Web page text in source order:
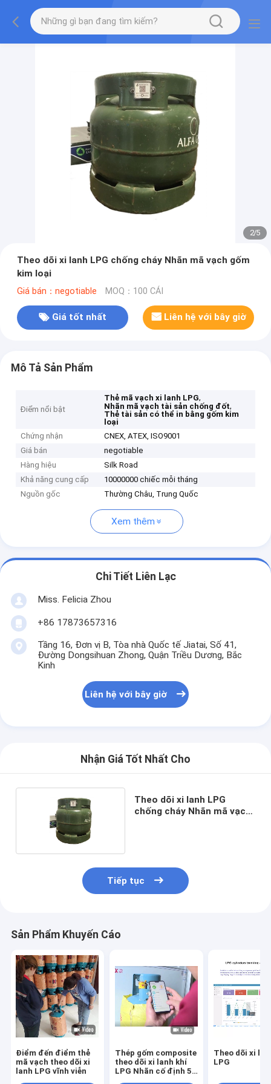
2/5
Theo dõi xi lanh LPG chống cháy Nhãn mã vạch gốm
kim loại
Giá bán：negotiable MOQ：100 CÁI
Giá tốt nhất Liên hệ với bây giờ
Mô Tả Sản Phẩm
Điểm nổi bật
Thẻ mã vạch xi lanh LPG,
Nhãn mã vạch tài sản chống đốt,
Thẻ tài sản có thể in bằng gốm kim
loại
Chứng nhận
CNEX, ATEX, ISO9001
Giá bán
negotiable
Hàng hiệu
Silk Road
Khả năng cung cấp
10000000 chiếc mỗi tháng
Nguồn gốc
Thường Châu, Trung Quốc
Xem thêm
Chi Tiết Liên Lạc
Miss. Felicia Zhou
+86 17873657316
Tầng 16, Đơn vị B, Tòa nhà Quốc tế Jiatai, Số 41,
Đường Dongsihuan Zhong, Quận Triều Dương, Bắc
Kinh
Liên hệ với bây giờ
Nhận Giá Tốt Nhất Cho
Theo dõi xi lanh LPG
chống cháy Nhãn mã vạch
Tiếp tục
Sản Phẩm Khuyến Cáo
Điểm đến điểm thẻ
mã vạch theo dõi xi
lanh LPG vĩnh viễn
Thép gốm composite
theo dõi xi lanh khí
LPG Nhãn cố định 53
Theo dõi xi
LPG